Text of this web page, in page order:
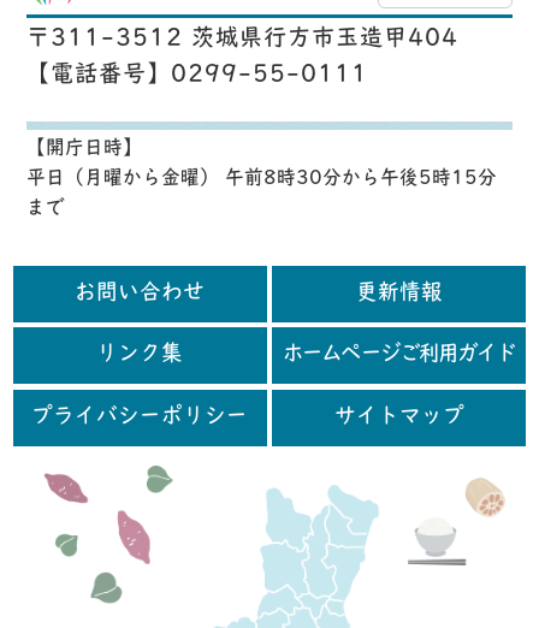
〒311-3512 茨城県行方市玉造甲404
【電話番号】0299-55-0111
【開庁日時】
平日（月曜から金曜） 午前8時30分から午後5時15分
まで
お問い合わせ 更新情報
リンク集 ホームページご利用ガイド
プライバシーポリシー サイトマップ